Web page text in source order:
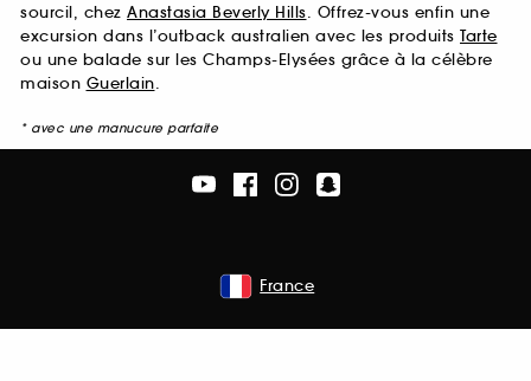
sourcil, chez Anastasia Beverly Hills. Offrez-vous enfin une
excursion dans l’outback australien avec les produits Tarte
ou une balade sur les Champs-Elysées grâce à la célèbre
maison Guerlain.
* avec une manucure parfaite
France